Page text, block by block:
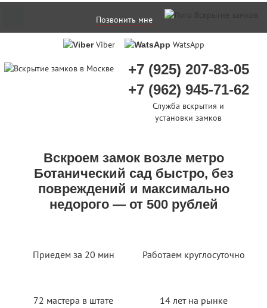
Позвонить мне
Viber WatsApp
+7 (925) 207-83-05
+7 (962) 945-71-62
Служба вскрытия и
установки замков
Вскроем замок возле метро
Ботанический сад быстро, без
повреждений и максимально
недорого — от 500 рублей
Приедем за 20 мин Работаем круглосуточно
72 мастера в штате 14 лет на рынке